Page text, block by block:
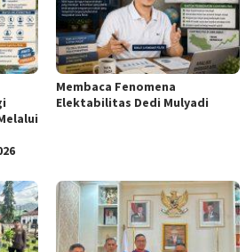
Membaca Fenomena
Elektabilitas Dedi Mulyadi